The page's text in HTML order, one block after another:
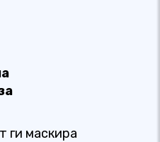
ги маскира